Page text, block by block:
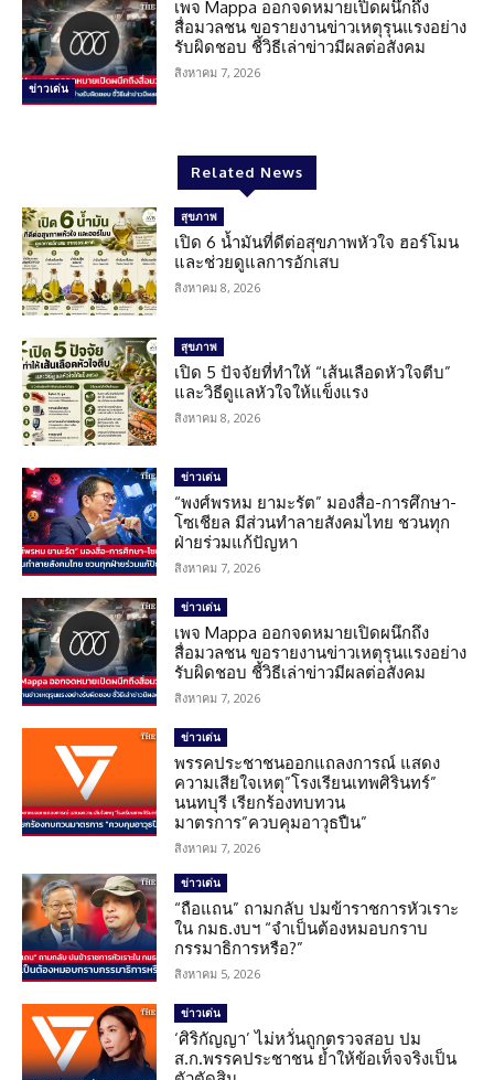
ข่าวเด่น
เพจ Mappa ออกจดหมายเปิดผนึกถึง
สื่อมวลชน ขอรายงานข่าวเหตุรุนแรงอย่าง
รับผิดชอบ ชี้วิธีเล่าข่าวมีผลต่อสังคม
สิงหาคม 7, 2026
Related News
สุขภาพ
เปิด 6 น้ำมันที่ดีต่อสุขภาพหัวใจ ฮอร์โมน
และช่วยดูแลการอักเสบ
สิงหาคม 8, 2026
สุขภาพ
เปิด 5 ปัจจัยที่ทำให้ “เส้นเลือดหัวใจตีบ”
และวิธีดูแลหัวใจให้แข็งแรง
สิงหาคม 8, 2026
ข่าวเด่น
“พงศ์พรหม ยามะรัต” มองสื่อ-การศึกษา-
โซเชียล มีส่วนทำลายสังคมไทย ชวนทุก
ฝ่ายร่วมแก้ปัญหา
สิงหาคม 7, 2026
ข่าวเด่น
เพจ Mappa ออกจดหมายเปิดผนึกถึง
สื่อมวลชน ขอรายงานข่าวเหตุรุนแรงอย่าง
รับผิดชอบ ชี้วิธีเล่าข่าวมีผลต่อสังคม
สิงหาคม 7, 2026
ข่าวเด่น
พรรคประชาชนออกแถลงการณ์ แสดง
ความเสียใจเหตุ”โรงเรียนเทพศิรินทร์”
นนทบุรี เรียกร้องทบทวน
มาตรการ”ควบคุมอาวุธปืน”
สิงหาคม 7, 2026
ข่าวเด่น
“ถือแถน” ถามกลับ ปมข้าราชการหัวเราะ
ใน กมธ.งบฯ “จำเป็นต้องหมอบกราบ
กรรมาธิการหรือ?”
สิงหาคม 5, 2026
ข่าวเด่น
‘ศิริกัญญา’ ไม่หวั่นถูกตรวจสอบ ปม
ส.ก.พรรคประชาชน ย้ำให้ข้อเท็จจริงเป็น